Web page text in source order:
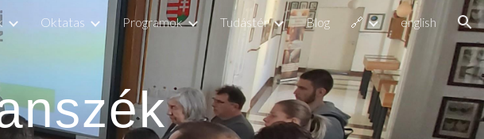
Skip to navigation
Oktatas Programok Tudástér Blog 🔗 english